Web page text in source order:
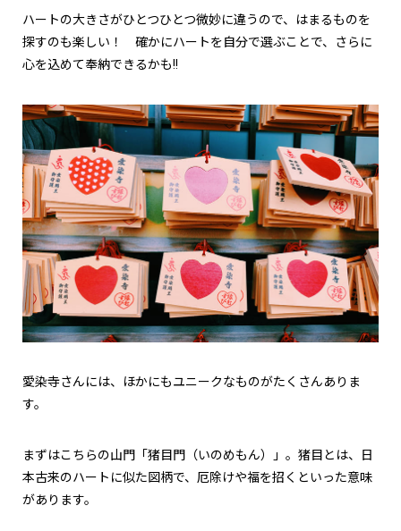
ハートの大きさがひとつひとつ微妙に違うので、はまるものを
探すのも楽しい！ 確かにハートを自分で選ぶことで、さらに
心を込めて奉納できるかも!!
愛染寺さんには、ほかにもユニークなものがたくさんありま
す。
まずはこちらの山門「猪目門（いのめもん）」。猪目とは、日
本古来のハートに似た図柄で、厄除けや福を招くといった意味
があります。